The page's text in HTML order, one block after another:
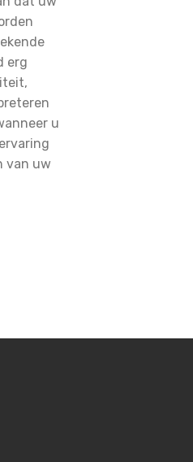
erg
u
van uw